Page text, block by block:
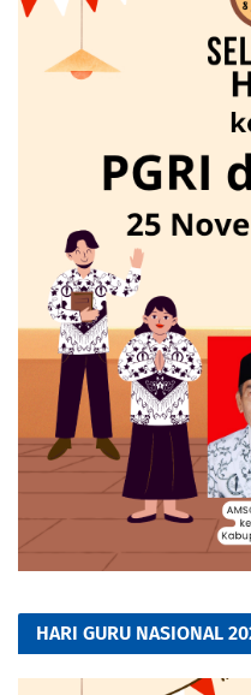
HARI GURU NASIONAL